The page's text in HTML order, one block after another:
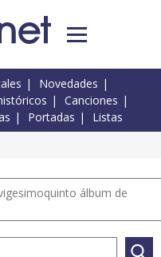
Novedades
Canciones
Portadas Listas
álbum de